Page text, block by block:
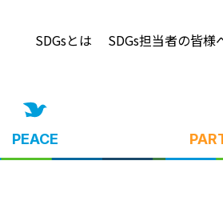
SDGsとは SDGs担当者の皆様
PEACE